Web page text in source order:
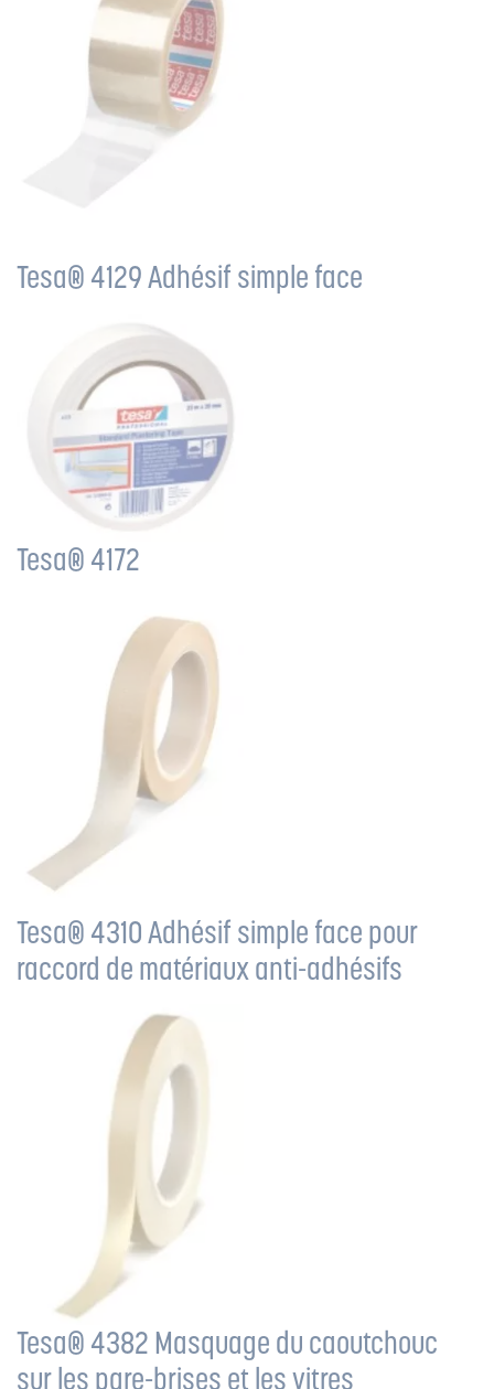
Tesa® 4129 Adhésif simple face
Tesa® 4172
Tesa® 4310 Adhésif simple face pour
raccord de matériaux anti-adhésifs
Tesa® 4382 Masquage du caoutchouc
sur les pare-brises et les vitres